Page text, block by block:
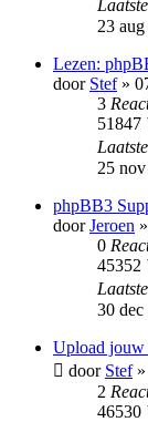
23
Lezen:
door Stef»
3
51847
25
phpBB3
doorJeroen
0
45352
30
Upload jouw
door Stef»
2
46530